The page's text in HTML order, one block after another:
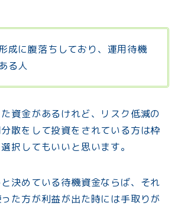
成に腹落ちしており、運用待機
る人
資金があるけれど、リスク低減の
散をして投資をされている方は枠
択してもいいと思います。
決めている待機資金ならば、それ
た方が利益が出た時には手取りが